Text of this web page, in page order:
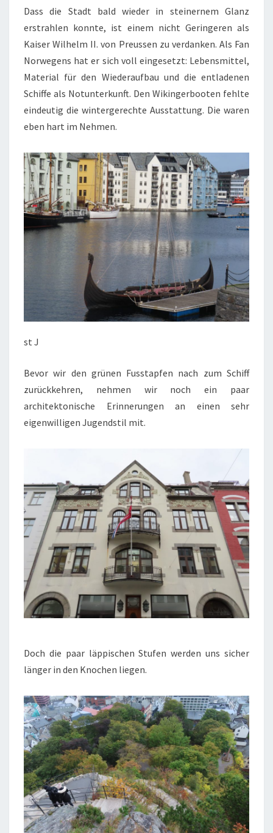
Dass die Stadt bald wieder in steinernem Glanz
erstrahlen konnte, ist einem nicht Geringeren als
Kaiser Wilhelm II. von Preussen zu verdanken. Als Fan
Norwegens hat er sich voll eingesetzt: Lebensmittel,
Material für den Wiederaufbau und die entladenen
Schiffe als Notunterkunft. Den Wikingerbooten fehlte
eindeutig die wintergerechte Ausstattung. Die waren
eben hart im Nehmen.
st J
Bevor wir den grünen Fusstapfen nach zum Schiff
zurückkehren, nehmen wir noch ein paar
architektonische Erinnerungen an einen sehr
eigenwilligen Jugendstil mit.
Doch die paar läppischen Stufen werden uns sicher
länger in den Knochen liegen.